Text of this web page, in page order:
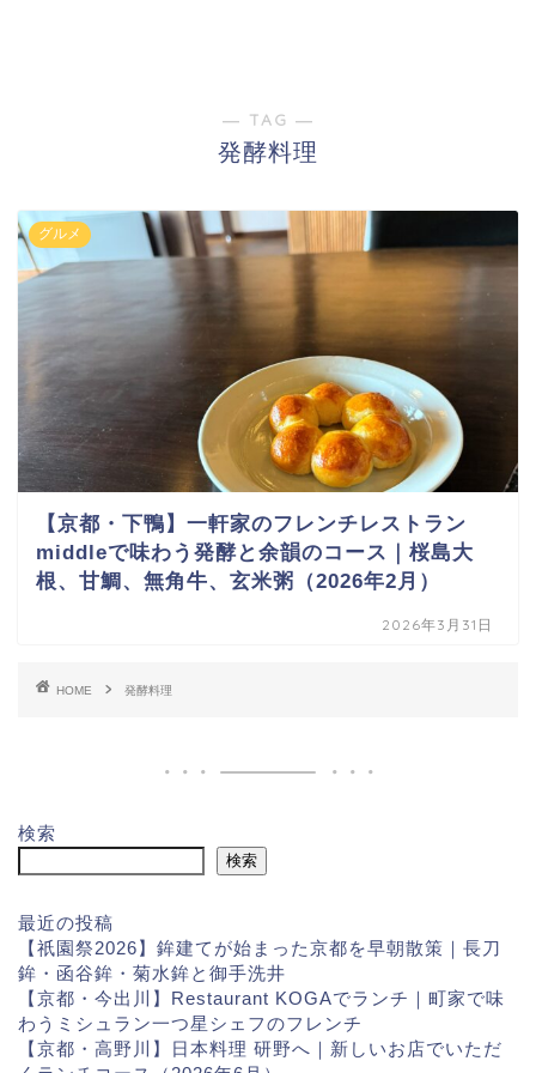
― TAG ―
発酵料理
グルメ
【京都・下鴨】一軒家のフレンチレストラン
middleで味わう発酵と余韻のコース｜桜島大
根、甘鯛、無角牛、玄米粥（2026年2月）
2026年3月31日
HOME 発酵料理
検索
検索
最近の投稿
【祇園祭2026】鉾建てが始まった京都を早朝散策｜長刀
鉾・函谷鉾・菊水鉾と御手洗井
【京都・今出川】Restaurant KOGAでランチ｜町家で味
わうミシュラン一つ星シェフのフレンチ
【京都・高野川】日本料理 研野へ｜新しいお店でいただ